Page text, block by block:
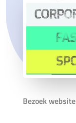
Bezoek website